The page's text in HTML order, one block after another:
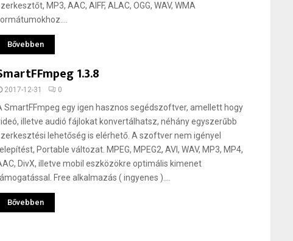
MP3, AAC, AIFF, ALAC, OGG, WAV, WMA
Bővebben
1.3.8
2017-12-31 0
SmartFFmpeg egy igen hasznos segédszoftver, amellett hogy
illetve audió fájlokat konvertálhatsz, néhány egyszerűbb
lehetőség is elérhető. A szoftver nem igényel
Portable változat. MPEG, MPEG2, AVI, WAV, MP3, MP4,
DivX, illetve mobil eszközökre optimális kimenet
Free alkalmazás ( ingyenes )....
Bővebben